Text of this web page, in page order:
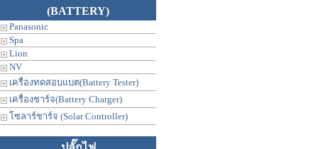
(BATTERY)
Panasonic
Spa
Lion
NV
เครื่องทดสอบแบต(Battery Tester)
เครื่องชาร์จ(Battery Charger)
โซลาร์ชาร์จ (Solar Controller)